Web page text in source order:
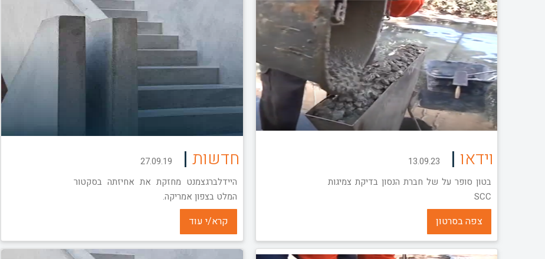
וידאו |
13.09.23
בטון סופר על של חברת הנסון בדיקת צמיגות
SCC
צפה בסרטון
חדשות |
27.09.19
היידלברגצמנט מחזקת את אחיזתה בסקטור
המלט בצפון אמריקה.
קרא/י עוד